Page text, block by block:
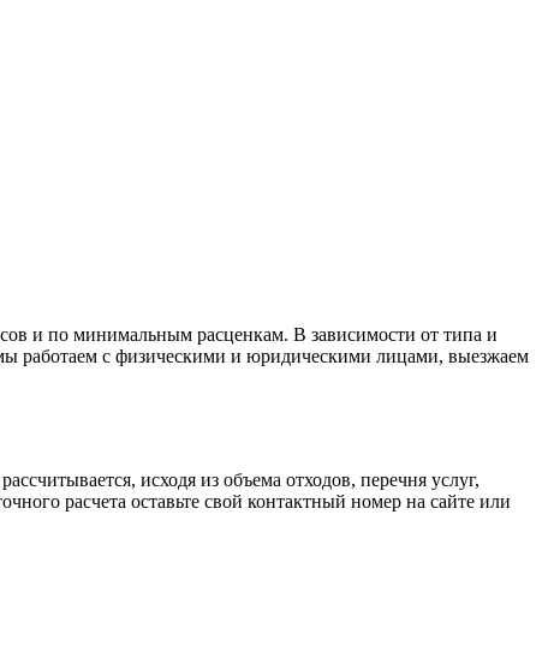
и по минимальным расценкам. В зависимости от типа и
работаем с физическими и юридическими лицами, выезжаем
исходя из объема отходов, перечня услуг,
расчета оставьте свой контактный номер на сайте или